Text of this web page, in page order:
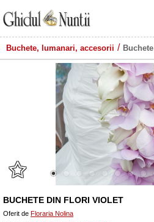
Buchete, lumanari, accesorii Buchete
BUCHETE DIN FLORI VIOLET
Oferit de Floraria Nolina